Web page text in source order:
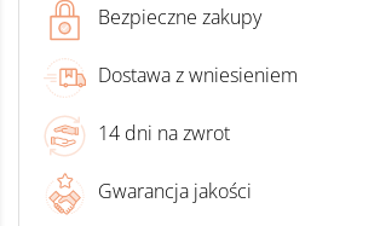
Bezpieczne zakupy
Dostawa z wniesieniem
14 dni na zwrot
Gwarancja jakości